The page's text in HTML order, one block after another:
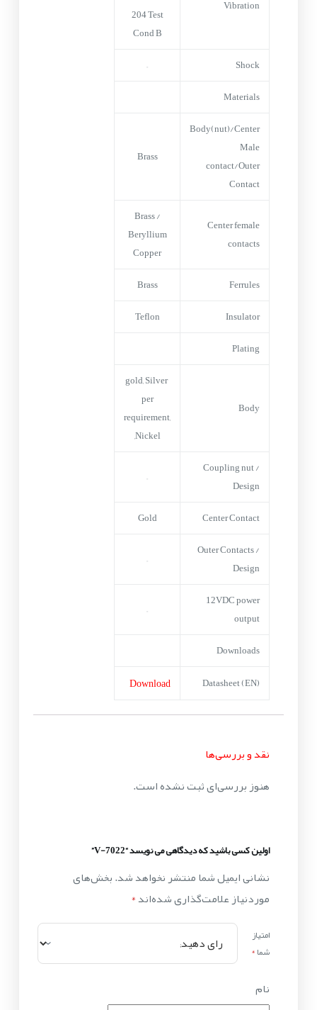
Vibration
204 Test
Cond B
Shock
–
Materials
Body(nut)/Center
Male
contact/Outer
Contact
Brass
Center female
contacts
Brass /
Beryllium
Copper
Ferrules
Brass
Insulator
Teflon
Plating
Body
gold, Silver
per
requirement,
Nickel,
Coupling nut /
Design
–
Center Contact
Gold
Outer Contacts /
Design
–
12VDC power
output
–
Downloads
Datasheet (EN)
Download
نقد و بررسی‌ها
هنوز بررسی‌ای ثبت نشده است.
اولین کسی باشید که دیدگاهی می نویسد “V-7022”
نشانی ایمیل شما منتشر نخواهد شد.بخش‌های
موردنیاز علامت‌گذاری شده‌اند*
امتیاز
شما*
نام